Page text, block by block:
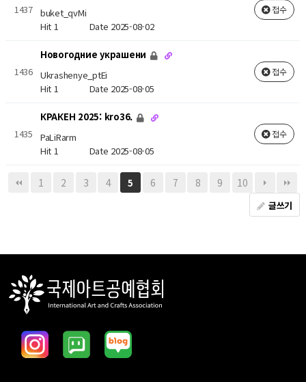
1437 buket_qvMi
Hit 1 Date 2025-08-02
접수
1436
Новогодние украшени
Ukrashenye_ptEi
Hit 1 Date 2025-08-05
접수
1435
КРАКЕН 2025: kro36.
PaLiRarm
Hit 1 Date 2025-08-05
접수
1 2 3 4 5 6 7 8 9 10
글쓰기